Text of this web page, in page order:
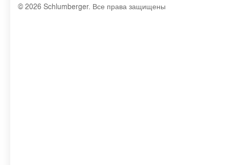
© 2026 Schlumberger. Все права защищены